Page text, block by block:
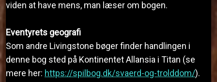
viden at have mens, man læser om bogen.
Eventyrets geografi
Som andre Livingstone bøger finder handlingen i
denne bog sted på Kontinentet Allansia i Titan (se
mere her: https://spilbog.dk/svaerd-og-trolddom/).